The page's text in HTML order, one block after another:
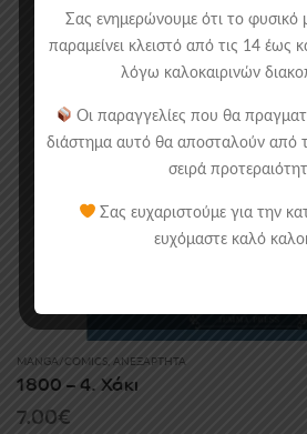
MANGA/COMICS, ΑΝΕΞΆΡΤΗΤΑ
1800 – 4. Χάκι
7.00€
Σας ενημερώνουμε ότι το φυσικό
παραμείνει κλειστό από τις 14 έως
λόγω καλοκαιρινών
Οι παραγγελίες που θα
διάστημα αυτό θα αποσταλούν από
σειρά
Σας ευχαριστούμε για την
ευχόμαστε καλό